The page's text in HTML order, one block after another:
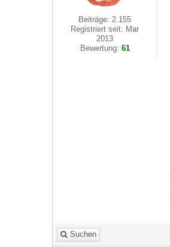
Beiträge: 2.155
Registriert seit: Mar
2013
Bewertung: 61
Suchen